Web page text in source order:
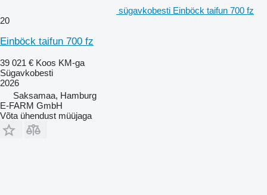
sügavkobesti Einböck taifun 700 fz
20
Einböck taifun 700 fz
39 021 € Koos KM-ga
Sügavkobesti
2026
Saksamaa, Hamburg
E-FARM GmbH
Võta ühendust müüjaga